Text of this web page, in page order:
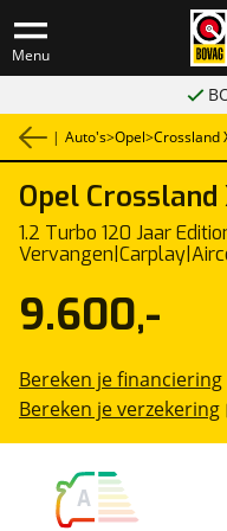
Menu
| Auto's>Opel>Crossland
Opel Crossland
1.2 Turbo 120 Jaar
A
9.600,-
Bereken je financiering
Bereken je verzekering